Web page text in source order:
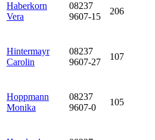
Haberkorn
Vera
08237
9607-15
206
Hintermayr
Carolin
08237
9607-27
107
Hoppmann
Monika
08237
9607-0
105